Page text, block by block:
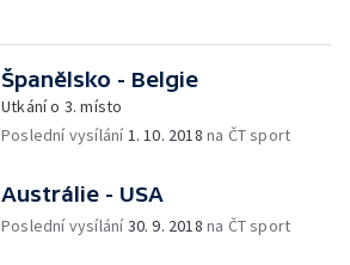
Španělsko - Belgie
Utkání o 3. místo
Poslední vysílání1. 10. 2018 na ČT sport
Austrálie - USA
Poslední vysílání30. 9. 2018 na ČT sport